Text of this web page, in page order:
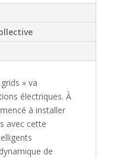
» va
électriques. À
à installer
avec cette
de